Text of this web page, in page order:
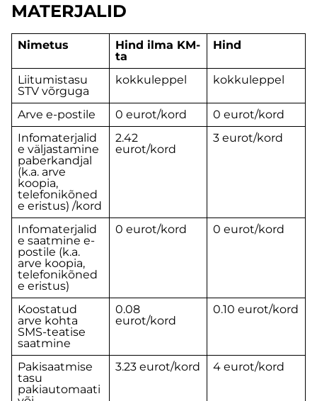
MATERJALID
Nimetus
Hind ilma KM-
ta
Hind
Liitumistasu
STV võrguga
kokkuleppel kokkuleppel
Arve e-postile 0 eurot/kord
0 eurot/kord
Infomaterjalid
e väljastamine
paberkandjal
(k.a. arve
koopia,
telefonikõned
e eristus) /kord
2.42
eurot/kord
3 eurot/kord
Infomaterjalid
e saatmine e-
postile (k.a.
arve koopia,
telefonikõned
e eristus)
0 eurot/kord 0 eurot/kord
Koostatud
arve kohta
SMS-teatise
saatmine
0.08
eurot/kord
0.10 eurot/kord
Pakisaatmise
tasu
pakiautomaati
3.23 eurot/kord 4 eurot/kord